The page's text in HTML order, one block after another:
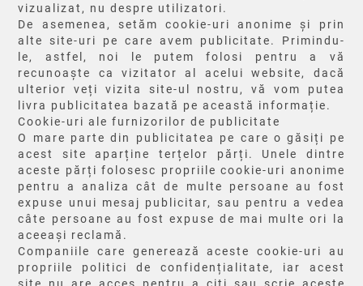
vizualizat, nu despre utilizatori.
De asemenea, setăm cookie-uri anonime și prin
alte site-uri pe care avem publicitate. Primindu-
le, astfel, noi le putem folosi pentru a vă
recunoaște ca vizitator al acelui website, dacă
ulterior veți vizita site-ul nostru, vă vom putea
livra publicitatea bazată pe această informație.
Cookie-uri ale furnizorilor de publicitate
O mare parte din publicitatea pe care o găsiți pe
acest site aparține terțelor părți. Unele dintre
aceste părți folosesc propriile cookie-uri anonime
pentru a analiza cât de multe persoane au fost
expuse unui mesaj publicitar, sau pentru a vedea
câte persoane au fost expuse de mai multe ori la
aceeași reclamă.
Companiile care generează aceste cookie-uri au
propriile politici de confidențialitate, iar acest